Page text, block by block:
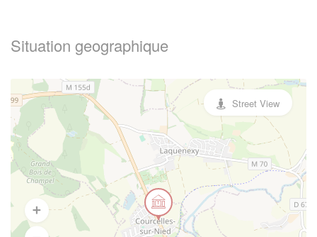
Situation geographique
Street View